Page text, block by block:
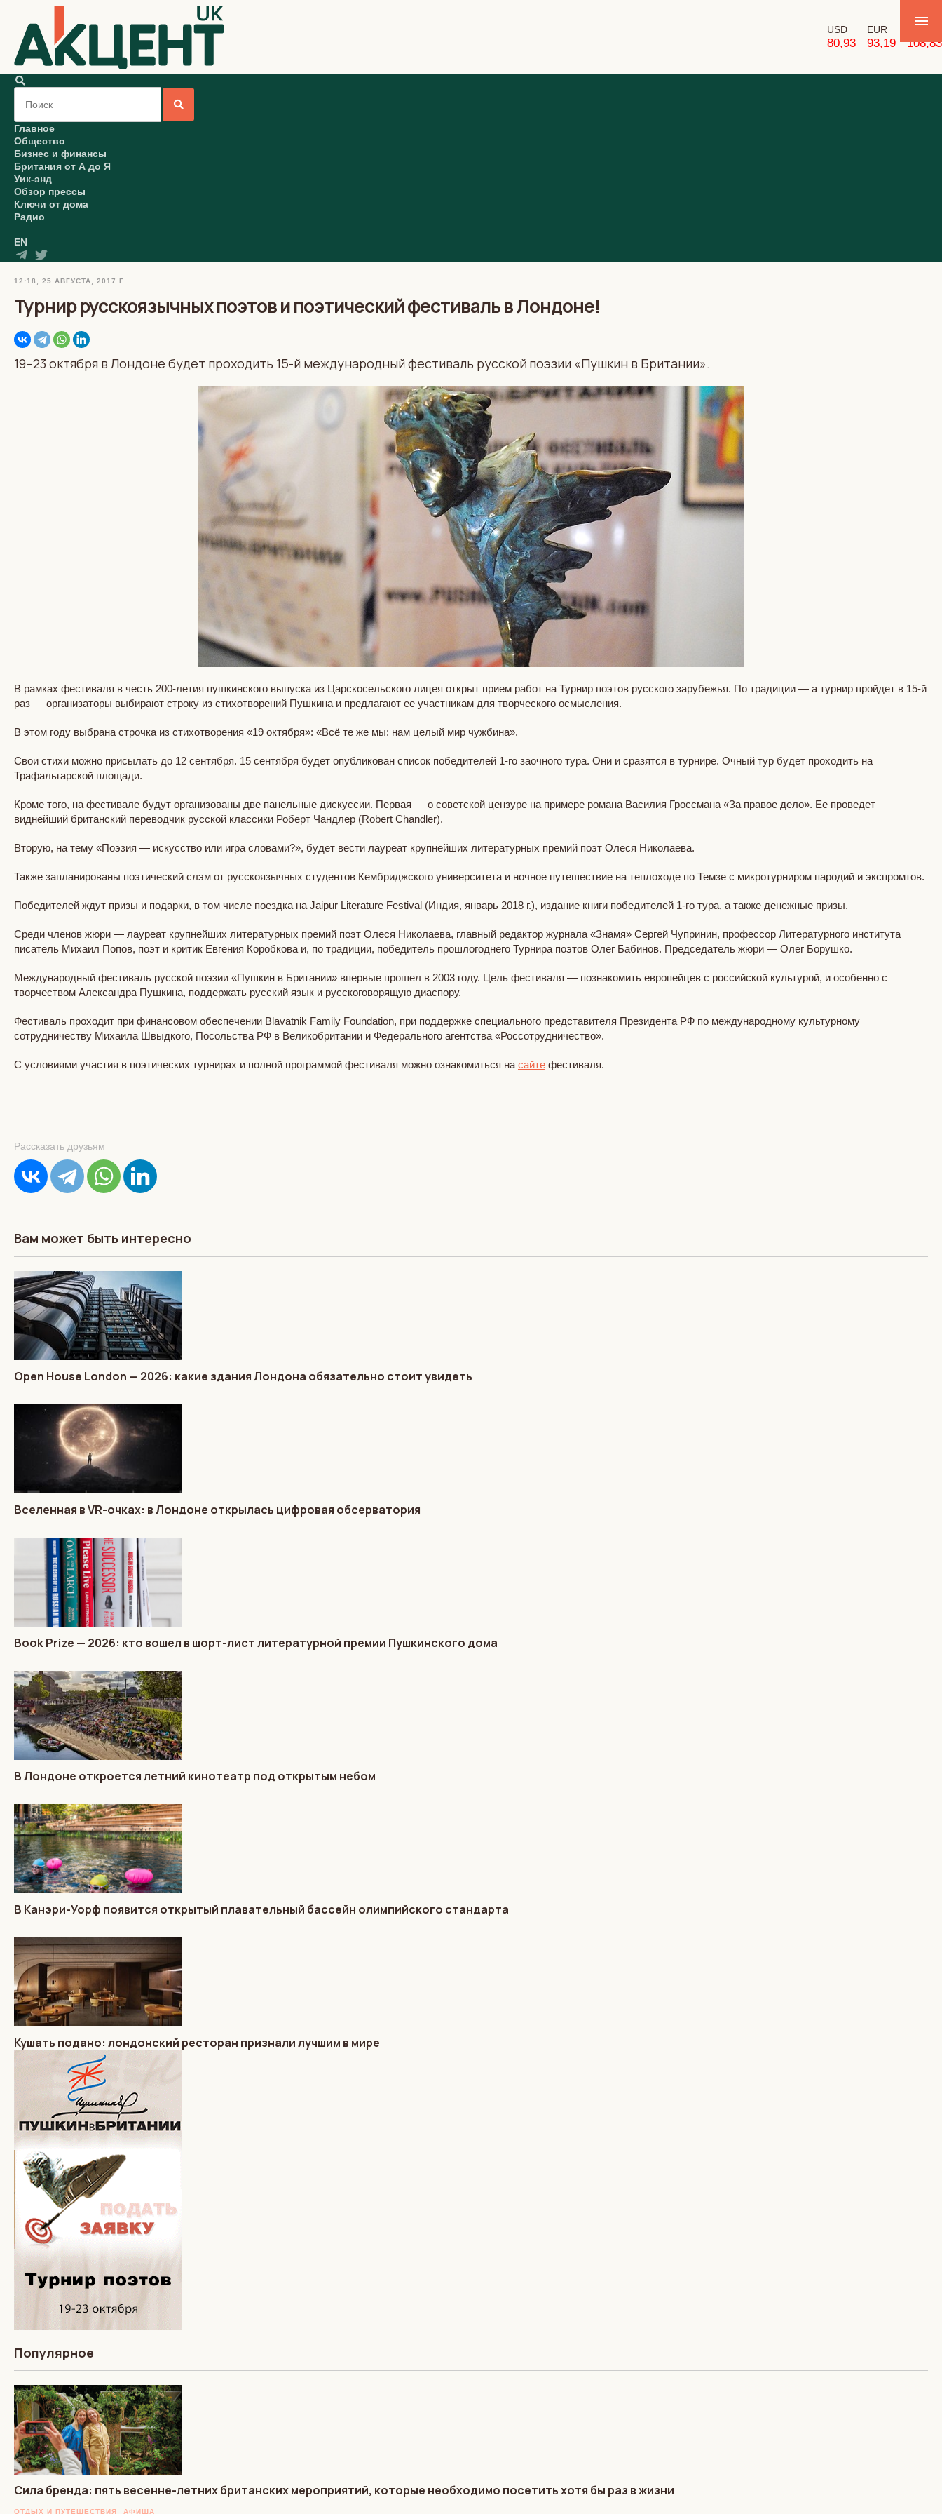
USD
80,93
EUR
93,19 108,83
Главное
Общество
Бизнес и финансы
Британия от А до Я
Уик-энд
Обзор прессы
Ключи от дома
Радио
EN
12:18, 25 АВГУСТА, 2017 Г.
Турнир русскоязычных поэтов и поэтический фестиваль в Лондоне!
19–23 октября в Лондоне будет проходить 15-й международный фестиваль русской поэзии «Пушкин в Британии».
В рамках фестиваля в честь 200-летия пушкинского выпуска из Царскосельского лицея открыт прием работ на Турнир поэтов русского зарубежья. По традиции — а турнир пройдет в 15-й
раз — организаторы выбирают строку из стихотворений Пушкина и предлагают ее участникам для творческого осмысления.
В этом году выбрана строчка из стихотворения «19 октября»: «Всё те же мы: нам целый мир чужбина».
Свои стихи можно присылать до 12 сентября. 15 сентября будет опубликован список победителей 1-го заочного тура. Они и сразятся в турнире. Очный тур будет проходить на
Трафальгарской площади.
Кроме того, на фестивале будут организованы две панельные дискуссии. Первая — о советской цензуре на примере романа Василия Гроссмана «За правое дело». Ее проведет
виднейший британский переводчик русской классики Роберт Чандлер (Robert Chandler).
Вторую, на тему «Поэзия — искусство или игра словами?», будет вести лауреат крупнейших литературных премий поэт Олеся Николаева.
Также запланированы поэтический слэм от русскоязычных студентов Кембриджского университета и ночное путешествие на теплоходе по Темзе с микротурниром пародий и экспромтов.
Победителей ждут призы и подарки, в том числе поездка на Jaipur Literature Festival (Индия, январь 2018 г.), издание книги победителей 1-го тура, а также денежные призы.
Среди членов жюри — лауреат крупнейших литературных премий поэт Олеся Николаева, главный редактор журнала «Знамя» Сергей Чупринин, профессор Литературного института
писатель Михаил Попов, поэт и критик Евгения Коробкова и, по традиции, победитель прошлогоднего Турнира поэтов Олег Бабинов. Председатель жюри — Олег Борушко.
Международный фестиваль русской поэзии «Пушкин в Британии» впервые прошел в 2003 году. Цель фестиваля — познакомить европейцев с российской культурой, и особенно с
творчеством Александра Пушкина, поддержать русский язык и русскоговорящую диаспору.
Фестиваль проходит при финансовом обеспечении Blavatnik Family Foundation, при поддержке специального представителя Президента РФ по международному культурному
сотрудничеству Михаила Швыдкого, Посольства РФ в Великобритании и Федерального агентства «Россотрудничество».
С условиями участия в поэтических турнирах и полной программой фестиваля можно ознакомиться на сайте фестиваля.
Рассказать друзьям
Вам может быть интересно
Open House London — 2026: какие здания Лондона обязательно стоит увидеть
Вселенная в VR-очках: в Лондоне открылась цифровая обсерватория
Book Prize — 2026: кто вошел в шорт-лист литературной премии Пушкинского дома
В Лондоне откроется летний кинотеатр под открытым небом
В Канэри-Уорф появится открытый плавательный бассейн олимпийского стандарта
Кушать подано: лондонский ресторан признали лучшим в мире
Популярное
Сила бренда: пять весенне-летних британских мероприятий, которые необходимо посетить хотя бы раз в жизни
ОТДЫХ И ПУТЕШЕСТВИЯ АФИША